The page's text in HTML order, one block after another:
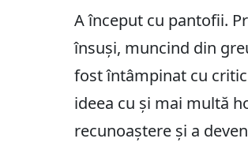
A început cu pantofii.
însuși, muncind din
fost întâmpinat cu
ideea cu și mai multă
recunoaștere și a